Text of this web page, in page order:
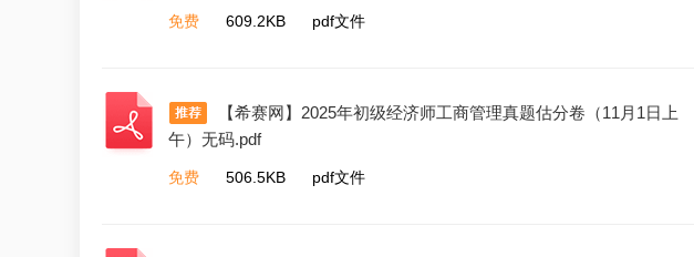
免费 609.2KB pdf文件
【希赛网】2025年初级经济师工商管理真题估分卷（11月1日上
午）无码.pdf
免费 506.5KB pdf文件